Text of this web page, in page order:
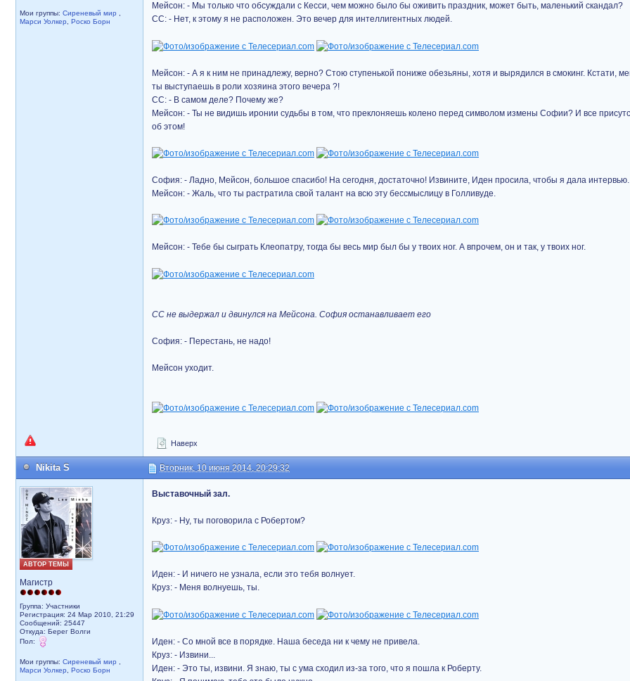
Мои группы: Сиреневый мир
Марси Уолкер
Роско Борн
Мейсон: - Мы только что обсуждали с Кесси, чем можно было бы оживить праздник, может быть, маленький скандал?
СС: - Нет, к этому я не расположен. Это вечер для интеллигентных людей.
Мейсон: - А я к ним не принадлежу, верно? Стою ступенькой пониже обезьяны, хотя и вырядился в смокинг. Кстати,
ты выступаешь в роли хозяина этого вечера ?!
СС: - В самом деле? Почему же?
Мейсон: - Ты не видишь иронии судьбы в том, что преклоняешь колено перед символом измены Софии? И все
об этом!
София: - Ладно, Мейсон, большое спасибо! На сегодня, достаточно! Извините, Иден просила, чтобы я дала интервью.
Мейсон: - Жаль, что ты растратила свой талант на всю эту бессмыслицу в Голливуде.
Мейсон: - Тебе бы сыграть Клеопатру, тогда бы весь мир был бы у твоих ног. А впрочем, он и так, у твоих ног.
СС не выдержал и двинулся на Мейсона. София останавливает его
София: - Перестань, не надо!
Мейсон уходит.
Наверх
Nikita S Вторник, 10 июня 2014, 20:29:32
АВТОР ТЕМЫ
Магистр
Группа: Участники
Регистрация: 24 Мар 2010, 21:29
Сообщений: 25447
Откуда: Берег Волги
Пол:
Мои группы: Сиреневый мир
Марси Уолкер
Роско Борн
Выставочный зал.
Круз: - Ну, ты поговорила с Робертом?
Иден: - И ничего не узнала, если это тебя волнует.
Круз: - Меня волнуешь, ты.
Иден: - Со мной все в порядке. Наша беседа ни к чему не привела.
Круз: - Извини...
Иден: - Это ты, извини. Я знаю, ты с ума сходил из-за того, что я пошла к Роберту.